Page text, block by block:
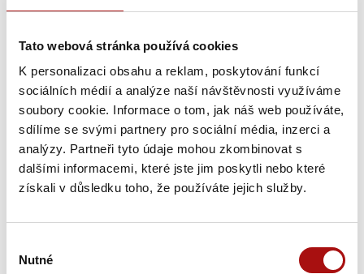
Tato webová stránka používá cookies
K personalizaci obsahu a reklam, poskytování funkcí
sociálních médií a analýze naší návštěvnosti využíváme
soubory cookie. Informace o tom, jak náš web používáte,
sdílíme se svými partnery pro sociální média, inzerci a
analýzy. Partneři tyto údaje mohou zkombinovat s
dalšími informacemi, které jste jim poskytli nebo které
získali v důsledku toho, že používáte jejich služby.
souhlasu
Nutné
13. 08. - 14. 08. 2026
Sommelier junior – praktická část, Valtice
Pátek, 14. 08. 2026
13. 08. - 14. 08. 2026
Sommelier junior – praktická část, Valtice
Hudba na vinicích: Olympic – Vinařství Sonberk,
Popice